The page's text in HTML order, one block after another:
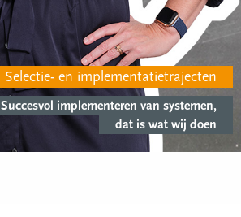
Selectie- en implementatietrajecten
Succesvol implementeren van systemen,
dat is wat wij doen